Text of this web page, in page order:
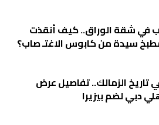
في شقة الوراق.. كيف أنقذت
سيدة من كابوس الاغتـ صاب؟
تاريخ الزمالك.. تفاصيل عرض
دبي لضم بيزيرا